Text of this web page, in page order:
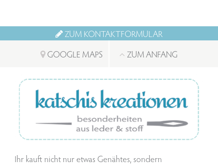
ZUM KONTAKTFORMULAR
GOOGLE MAPS
ZUM ANFANG
Ihr kauft nicht nur etwas Genähtes, sondern